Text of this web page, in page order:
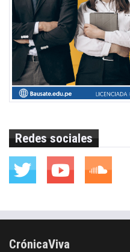
Redes sociales
CrónicaViva